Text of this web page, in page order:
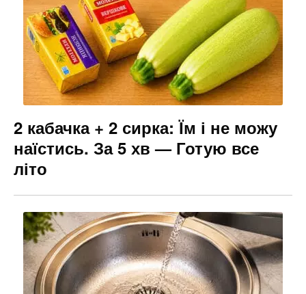
2 кабачка + 2 сирка: Їм і не можу
наїстись. За 5 хв — Готую все
літо